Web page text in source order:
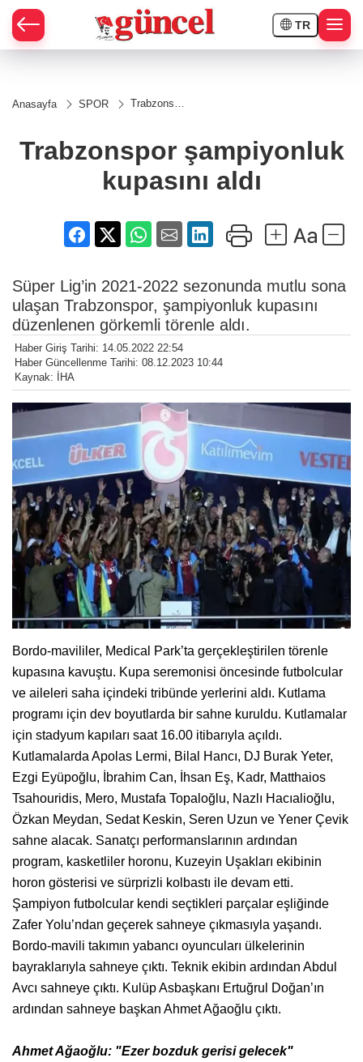
TR
Anasayfa SPOR
Trabzonspor
Trabzonspor şampiyonluk
kupasını aldı
Süper Lig’in 2021-2022 sezonunda mutlu sona
ulaşan Trabzonspor, şampiyonluk kupasını
düzenlenen görkemli törenle aldı.
Haber Giriş Tarihi: 14.05.2022 22:54
Haber Güncellenme Tarihi: 08.12.2023 10:44
Kaynak: İHA
Bordo-mavililer, Medical Park’ta gerçekleştirilen törenle
kupasına kavuştu. Kupa seremonisi öncesinde futbolcular
ve aileleri saha içindeki tribünde yerlerini aldı. Kutlama
programı için dev boyutlarda bir sahne kuruldu. Kutlamalar
için stadyum kapıları saat 16.00 itibarıyla açıldı.
Kutlamalarda Apolas Lermi, Bilal Hancı, DJ Burak Yeter,
Ezgi Eyüpoğlu, İbrahim Can, İhsan Eş, Kadr, Matthaios
Tsahouridis, Mero, Mustafa Topaloğlu, Nazlı Hacıalioğlu,
Özkan Meydan, Sedat Keskin, Seren Uzun ve Yener Çevik
sahne alacak. Sanatçı performanslarının ardından
program, kasketliler horonu, Kuzeyin Uşakları ekibinin
horon gösterisi ve sürprizli kolbastı ile devam etti.
Şampiyon futbolcular kendi seçtikleri parçalar eşliğinde
Zafer Yolu’ndan geçerek sahneye çıkmasıyla yaşandı.
Bordo-mavili takımın yabancı oyuncuları ülkelerinin
bayraklarıyla sahneye çıktı. Teknik ekibin ardından Abdul
Avcı sahneye çıktı. Kulüp Asbaşkanı Ertuğrul Doğan’ın
ardından sahneye başkan Ahmet Ağaoğlu çıktı.
Ahmet Ağaoğlu: "Ezer bozduk gerisi gelecek"